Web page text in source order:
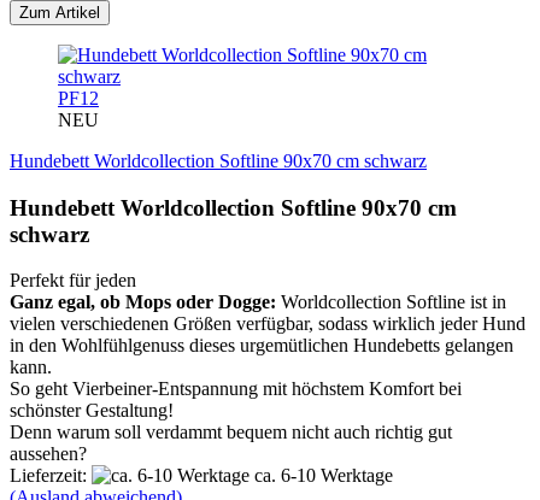
Zum Artikel
PF12
NEU
Hundebett Worldcollection Softline 90x70 cm schwarz
Hundebett Worldcollection Softline 90x70 cm
schwarz
Perfekt für jeden
Ganz egal, ob Mops oder Dogge: Worldcollection Softline ist in
vielen verschiedenen Größen verfügbar, sodass wirklich jeder Hund
in den Wohlfühlgenuss dieses urgemütlichen Hundebetts gelangen
kann.
So geht Vierbeiner-Entspannung mit höchstem Komfort bei
schönster Gestaltung!
Denn warum soll verdammt bequem nicht auch richtig gut
aussehen?
Lieferzeit:
ca. 6-10 Werktage